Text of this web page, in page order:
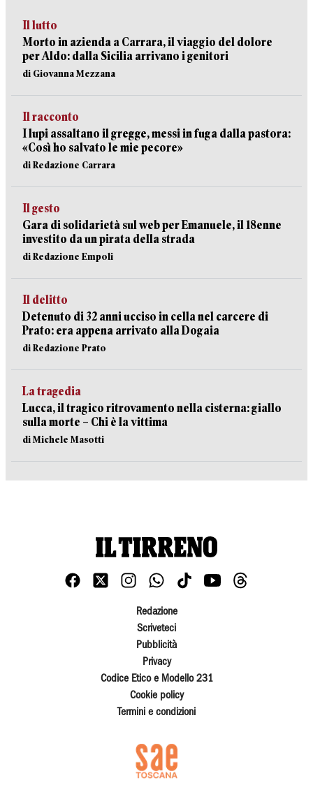
Il lutto
Morto in azienda a Carrara, il viaggio del dolore
per Aldo: dalla Sicilia arrivano i genitori
di Giovanna Mezzana
Il racconto
I lupi assaltano il gregge, messi in fuga dalla pastora:
«Così ho salvato le mie pecore»
di Redazione Carrara
Il gesto
Gara di solidarietà sul web per Emanuele, il 18enne
investito da un pirata della strada
di Redazione Empoli
Il delitto
Detenuto di 32 anni ucciso in cella nel carcere di
Prato: era appena arrivato alla Dogaia
di Redazione Prato
La tragedia
Lucca, il tragico ritrovamento nella cisterna: giallo
sulla morte – Chi è la vittima
di Michele Masotti
Redazione
Scriveteci
Pubblicità
Privacy
Codice Etico e Modello 231
Cookie policy
Termini e condizioni